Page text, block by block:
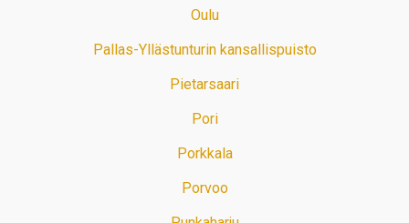
Oulu
Pallas-Yllästunturin kansallispuisto
Pietarsaari
Pori
Porkkala
Porvoo